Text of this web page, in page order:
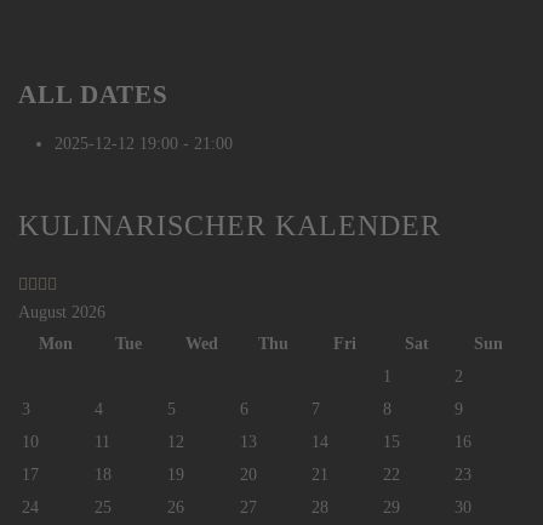
ALL DATES
2025-12-12 19:00 - 21:00
KULINARISCHER KALENDER
Year
Month
Year
Month
August 2026
Mon
Tue Wed Thu Fri Sat
Sun
1
2
3
4 5 6 7 8
9
10
11 12 13 14 15
16
17
18 19 20 21 22
23
24
25 26 27 28 29 30